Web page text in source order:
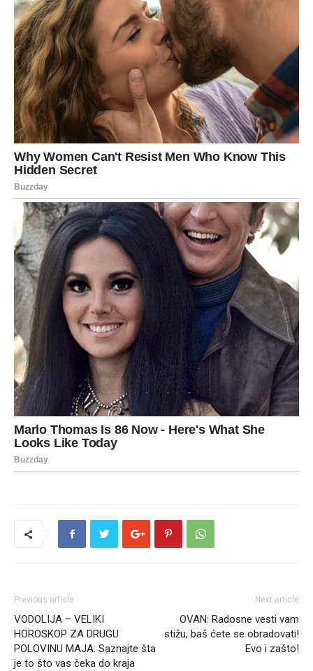
Previous article
VODOLIJA – VELIKI
HOROSKOP ZA DRUGU
POLOVINU MAJA: Saznajte šta
je to što vas čeka do kraja
Next article
OVAN: Radosne vesti vam
stižu, baš ćete se obradovati!
Evo i zašto!